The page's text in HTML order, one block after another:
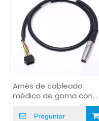
Arnés de cableado
médico de goma con
flexiblePreguntar